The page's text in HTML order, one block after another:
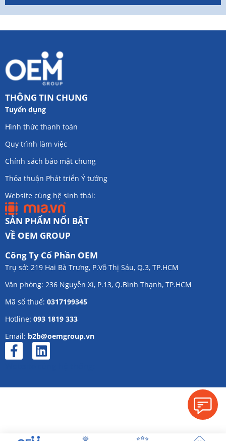
THÔNG TIN CHUNG
Tuyển dụng
Hình thức thanh toán
Quy trình làm việc
Chính sách bảo mật chung
Thỏa thuận Phát triển Ý tưởng
Website cùng hệ sinh thái:
SẢN PHẨM NỔI BẬT
VỀ OEM GROUP
Công Ty Cổ Phần OEM
Trụ sở: 219 Hai Bà Trưng, P.Võ Thị Sáu, Q.3, TP.HCM
Văn phòng: 236 Nguyễn Xí, P.13, Q.Bình Thạnh, TP.HCM
Mã số thuế: 0317199345
Hotline: 093 1819 333
Email: b2b@oemgroup.vn